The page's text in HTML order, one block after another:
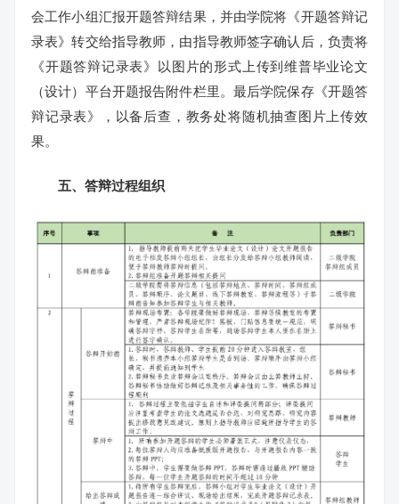
会工作小组汇报开题答辩结果，并由学院将《开题答辩记
录表》转交给指导教师，由指导教师签字确认后，负责将
《开题答辩记录表》以图片的形式上传到维普毕业论文
（设计）平台开题报告附件栏里。最后学院保存《开题答
辩记录表》，以备后查，教务处将随机抽查图片上传效
果。
五、答辩过程组织